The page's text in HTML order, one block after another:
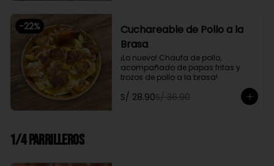
-22%
Cuchareable de Pollo a la
Brasa
¡Lo nuevo! Chaufa de pollo,
acompañado de papas fritas y
trozos de pollo a la brasa!
S/ 28.90S/ 36.90
1/4 Parrilleros